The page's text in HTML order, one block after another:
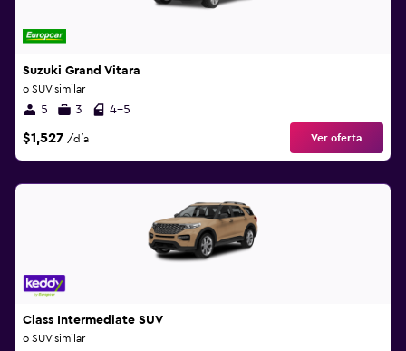
Suzuki Grand Vitara
o SUV similar
5 3 4-5
$1,527 /día Ver oferta
Class Intermediate SUV
o SUV similar